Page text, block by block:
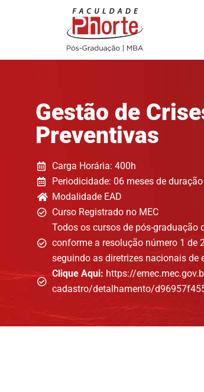
Gestão de
Preventivas
Carga Horária: 400h
Periodicidade: 06 meses de duração
Modalidade EAD
Curso Registrado no MEC
Todos os cursos de pós-graduação
conforme a resolução número 1 de
seguindo as diretrizes nacionais de
Clique Aqui: https://
cadastro/detalhamento/